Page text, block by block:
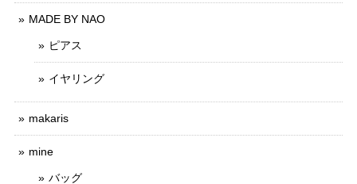
MADE BY NAO
ピアス
イヤリング
makaris
mine
バッグ